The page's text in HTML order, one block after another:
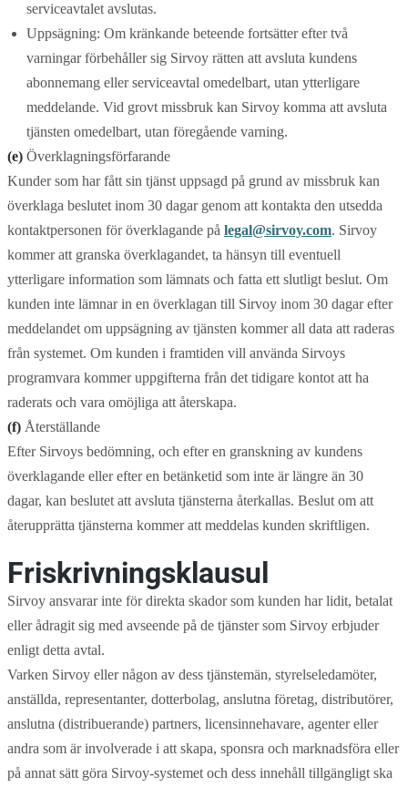
serviceavtalet avslutas.
Uppsägning: Om kränkande beteende fortsätter efter två
varningar förbehåller sig Sirvoy rätten att avsluta kundens
abonnemang eller serviceavtal omedelbart, utan ytterligare
meddelande. Vid grovt missbruk kan Sirvoy komma att avsluta
tjänsten omedelbart, utan föregående varning.
(e) Överklagningsförfarande
Kunder som har fått sin tjänst uppsagd på grund av missbruk kan
överklaga beslutet inom 30 dagar genom att kontakta den utsedda
kontaktpersonen för överklagande på legal@sirvoy.com. Sirvoy
kommer att granska överklagandet, ta hänsyn till eventuell
ytterligare information som lämnats och fatta ett slutligt beslut. Om
kunden inte lämnar in en överklagan till Sirvoy inom 30 dagar efter
meddelandet om uppsägning av tjänsten kommer all data att raderas
från systemet. Om kunden i framtiden vill använda Sirvoys
programvara kommer uppgifterna från det tidigare kontot att ha
raderats och vara omöjliga att återskapa.
(f) Återställande
Efter Sirvoys bedömning, och efter en granskning av kundens
överklagande eller efter en betänketid som inte är längre än 30
dagar, kan beslutet att avsluta tjänsterna återkallas. Beslut om att
återupprätta tjänsterna kommer att meddelas kunden skriftligen.
Friskrivningsklausul
Sirvoy ansvarar inte för direkta skador som kunden har lidit, betalat
eller ådragit sig med avseende på de tjänster som Sirvoy erbjuder
enligt detta avtal.
Varken Sirvoy eller någon av dess tjänstemän, styrelseledamöter,
anställda, representanter, dotterbolag, anslutna företag, distributörer,
anslutna (distribuerande) partners, licensinnehavare, agenter eller
andra som är involverade i att skapa, sponsra och marknadsföra eller
på annat sätt göra Sirvoy-systemet och dess innehåll tillgängligt ska